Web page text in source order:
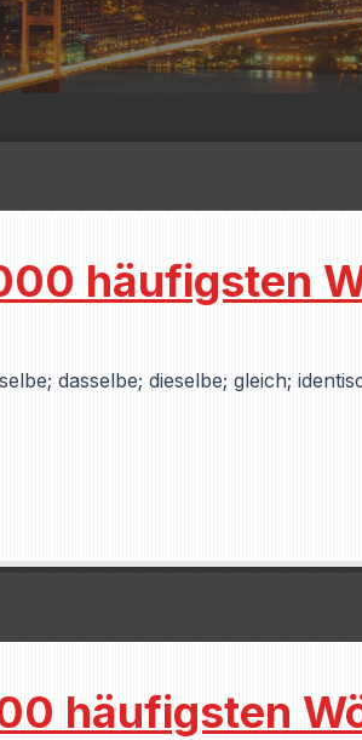
häufigsten
dasselbe; dieselbe; gleich;
häufigsten